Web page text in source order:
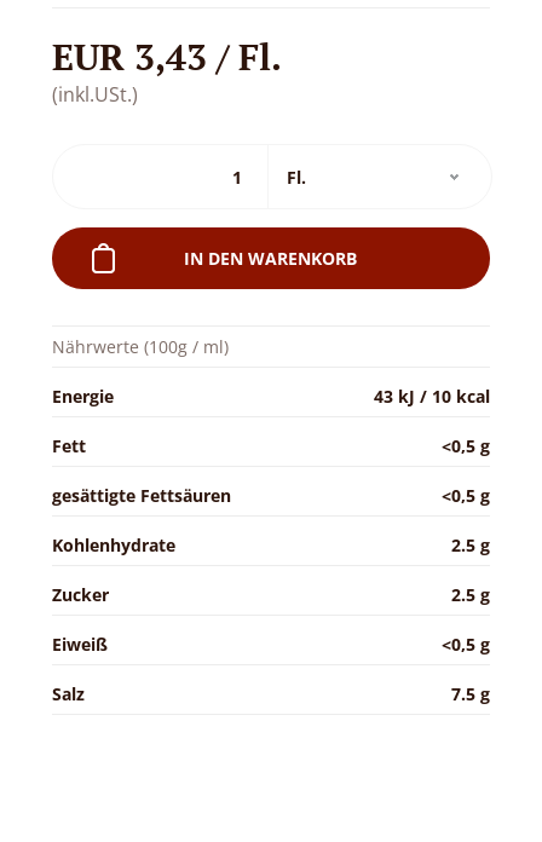
EUR 3,43 / Fl.
(inkl.USt.)
IN DEN WARENKORB
Nährwerte (100g / ml)
Energie 43 kJ / 10 kcal
Fett <0,5 g
gesättigte Fettsäuren <0,5 g
Kohlenhydrate 2.5 g
Zucker 2.5 g
Eiweiß <0,5 g
Salz 7.5 g